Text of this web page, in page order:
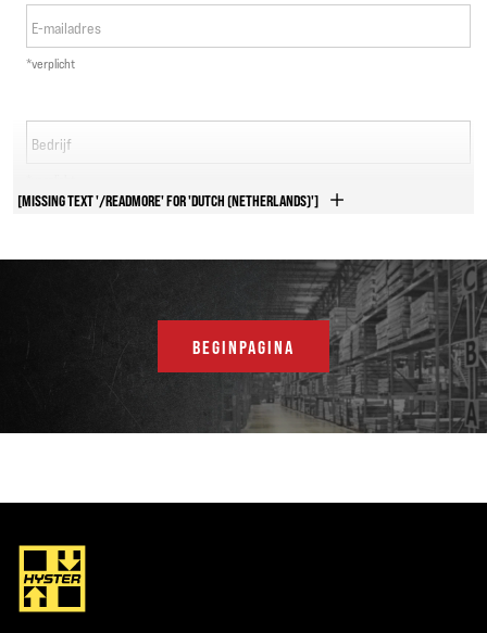
E-mailadres
*verplicht
Bedrijf
Adres
Plaats
[MISSING TEXT '/READMORE' FOR 'DUTCH (NETHERLANDS)']
BEGINPAGINA